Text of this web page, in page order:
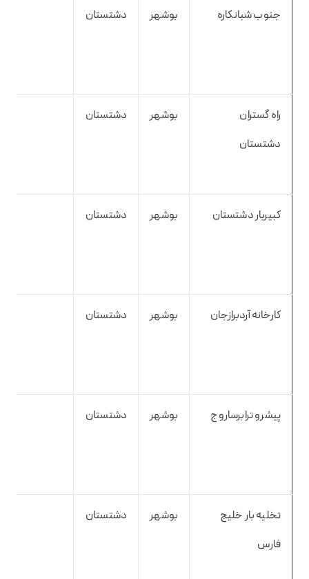
جنوب شبانکاره بوشهر دشتستان
راه گستران
دشتستان
بوشهر دشتستان
کبیربار دشتستان بوشهر دشتستان
کارخانه آردبرازجان بوشهر دشتستان
پیشرو ترابرساروج بوشهر دشتستان
تخلیه بار خلیج
فارس
بوشهر دشتستان